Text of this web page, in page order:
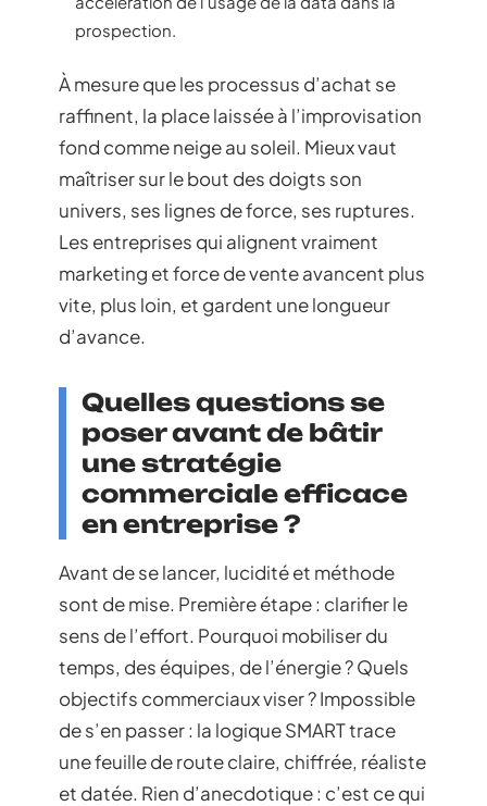
prospection.
À mesure que les processus d’achat se
raffinent, la place laissée à l’improvisation
fond comme neige au soleil. Mieux vaut
maîtriser sur le bout des doigts son
univers, ses lignes de force, ses ruptures.
Les entreprises qui alignent vraiment
marketing et force de vente avancent plus
vite, plus loin, et gardent une longueur
d’avance.
Quelles questions se
poser avant de bâtir
une stratégie
commerciale efficace
en entreprise ?
Avant de se lancer, lucidité et méthode
sont de mise. Première étape : clarifier le
sens de l’effort. Pourquoi mobiliser du
temps, des équipes, de l’énergie ? Quels
objectifs commerciaux viser ? Impossible
de s’en passer : la logique SMART trace
une feuille de route claire, chiffrée, réaliste
et datée. Rien d’anecdotique : c’est ce qui